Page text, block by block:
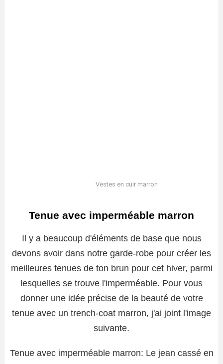
Vestes en cuir marron
Tenue avec imperméable marron
Il y a beaucoup d'éléments de base que nous
devons avoir dans notre garde-robe pour créer les
meilleures tenues de ton brun pour cet hiver, parmi
lesquelles se trouve l'imperméable. Pour vous
donner une idée précise de la beauté de votre
tenue avec un trench-coat marron, j'ai joint l'image
suivante.
Tenue avec imperméable marron: Le jean cassé en